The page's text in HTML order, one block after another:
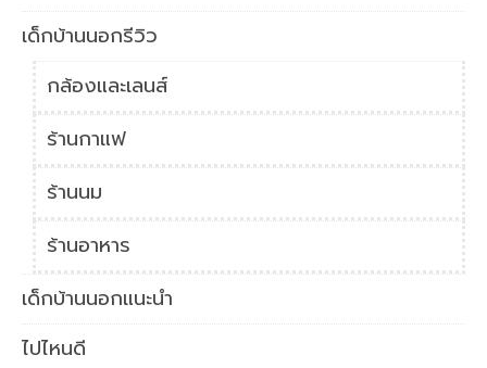
เด็กบ้านนอกรีวิว
กล้องและเลนส์
ร้านกาแฟ
ร้านนม
ร้านอาหาร
เด็กบ้านนอกแนะนำ
ไปไหนดี